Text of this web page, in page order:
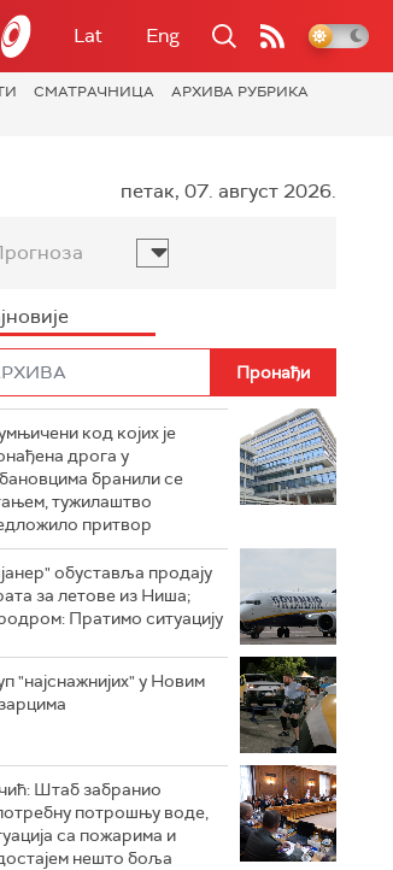
Lat Eng
СМАТРАЧНИЦА
АРХИВА РУБРИКА
петак, 07. август 2026.
код којих је
дрога у
бранили се
тужилаштво
притвор
обуставља продају
за летове из Ниша;
Пратимо ситуацију
"најснажнијих" у Новим
Штаб забранио
потрошњу воде,
са пожарима и
нешто боља